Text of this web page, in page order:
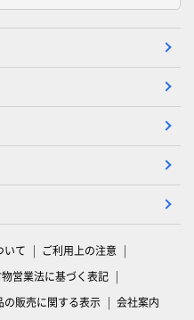
いて
ご利用上の注意
営業法に基づく表記
の販売に関する表示 会社案内